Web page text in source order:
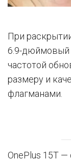
При
6.9-дюймовый
частотой
размеру и
флагманами.
OnePlus 15T